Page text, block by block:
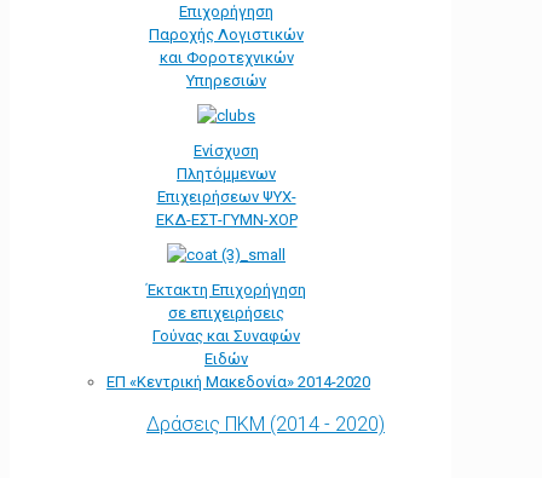
Επιχορήγηση
Παροχής Λογιστικών
και Φοροτεχνικών
Υπηρεσιών
Ενίσχυση
Πλητόμμενων
Επιχειρήσεων ΨΥΧ-
ΕΚΔ-ΕΣΤ-ΓΥΜΝ-ΧΟΡ
Έκτακτη Επιχορήγηση
σε επιχειρήσεις
Γούνας και Συναφών
Ειδών
ΕΠ «Kεντρική Μακεδονία» 2014-2020
Δράσεις ΠΚΜ (2014 - 2020)